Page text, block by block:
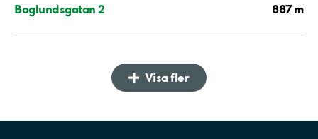
Boglundsgatan 2 887 m
Visa fler